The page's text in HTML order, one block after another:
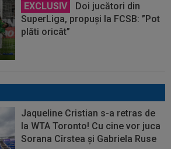
EXCLUSIV
Doi jucători din
SuperLiga, propuși la FCSB: ”Pot
plăti oricât”
Jaqueline Cristian s-a retras de
la WTA Toronto! Cu cine vor juca
Sorana Cîrstea și Gabriela Ruse